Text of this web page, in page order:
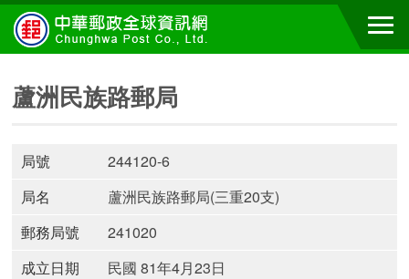
蘆洲民族路郵局
局號
244120-6
局名
蘆洲民族路郵局(三重20支)
郵務局號
241020
成立日期
民國 81年4月23日